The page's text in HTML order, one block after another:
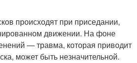
происходят при приседании,
движении. На фоне
— травма, которая приводит
может быть незначительной.